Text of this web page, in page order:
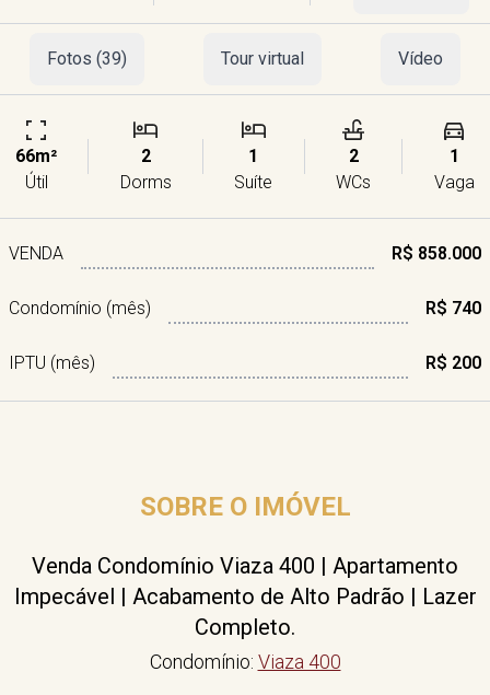
Fotos (39) Tour virtual Vídeo
66m²
Útil
2
Dorms
1
Suíte
2
WCs
1
Vaga
VENDA R$ 858.000
Condomínio (mês) R$ 740
IPTU (mês) R$ 200
SOBRE O IMÓVEL
Venda Condomínio Viaza 400 | Apartamento
Impecável | Acabamento de Alto Padrão | Lazer
Completo.
Condomínio: Viaza 400